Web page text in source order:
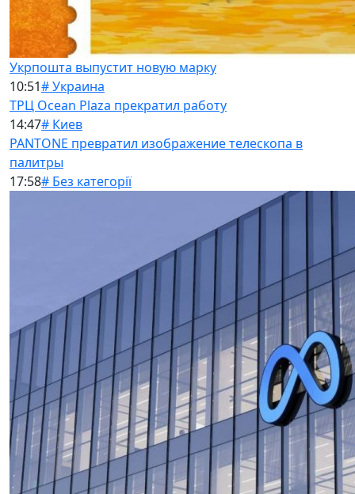
Укрпошта выпустит новую марку
10:51# Украина
ТРЦ Ocean Plaza прекратил работу
14:47# Киев
PANTONE превратил изображение телескопа в
палитры
17:58# Без категорії